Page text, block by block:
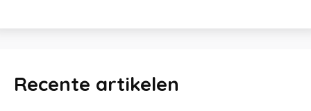
Recente artikelen